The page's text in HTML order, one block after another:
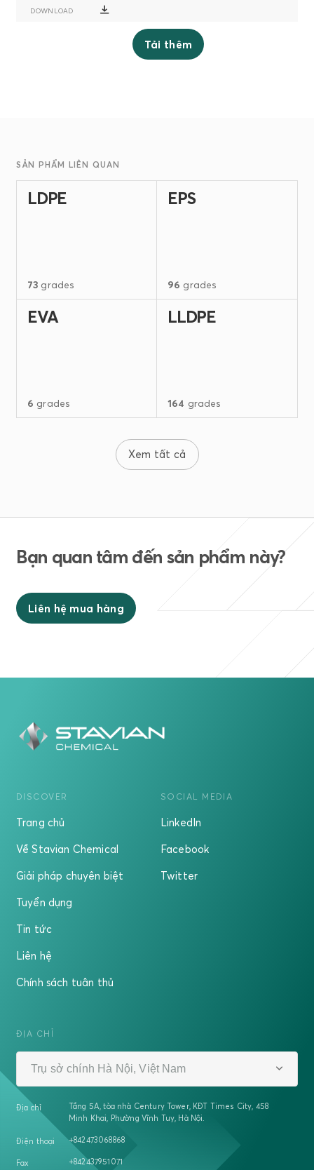
Tải thêm
SẢN PHẨM LIÊN QUAN
LDPE
73 grades
EPS
96 grades
EVA
6 grades
LLDPE
164 grades
Xem tất cả
Bạn quan tâm đến sản phẩm này?
Liên hệ mua hàng
DISCOVER
Trang chủ
Về Stavian Chemical
Giải pháp chuyên biệt
Tuyển dụng
Tin tức
Liên hệ
Chính sách tuân thủ
SOCIAL MEDIA
LinkedIn
Facebook
Twitter
ĐỊA CHỈ
Trụ sở chính Hà Nội, Việt Nam
Địa chỉ
Tầng 5A, tòa nhà Century Tower, KĐT Times City, 458
Minh Khai, Phường Vĩnh Tuy, Hà Nội.
Điện thoại +842473068868
Fax +842437951071